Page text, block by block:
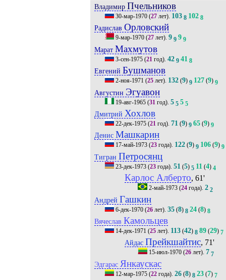
Владимир Пчельников
30-мар-1970(27лет). 103 8 102 8
Радислав Орловский
9-мар-1970(27лет). 9 9 9 9
Марат Махмутов
3-сен-1975(21 год). 42 9 41 8
Евгений Бушманов
2-ноя-1971 (25лет). 132(9) 9 127(9) 9
Августин Эгуавон
19-авг-1965(31 год). 5 5 5 5
Дмитрий Хохлов
22-дек-1975(21год). 71(9) 9 65(9) 9
Денис Машкарин
17-май-1973(23года). 122(9) 9 106(9) 9
Тигран Петросянц
23-дек-1973(23года). 51 (5) 5 11 (4) 4
Карлос Алберто, 61'
2-май-1973 (24 года).2 2
Андрей Гашкин
6-дек-1970(26лет). 35(8) 8 24(8) 8
Вячеслав Камольцев
14-дек-1971 (25лет). 113(42) 8 89(29) 7
Айдас Прейкшайтис, 71'
15-июл-1970 (26 лет).7 7
Эдгарас Янкаускас
12-мар-1975(22года). 26(8) 8 23(7) 7